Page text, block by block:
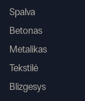
Spalva
Betonas
Metalikas
Tekstilė
Blizgesys